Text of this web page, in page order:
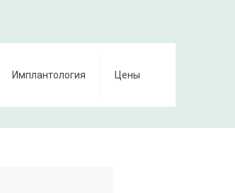
Имплантология Цены